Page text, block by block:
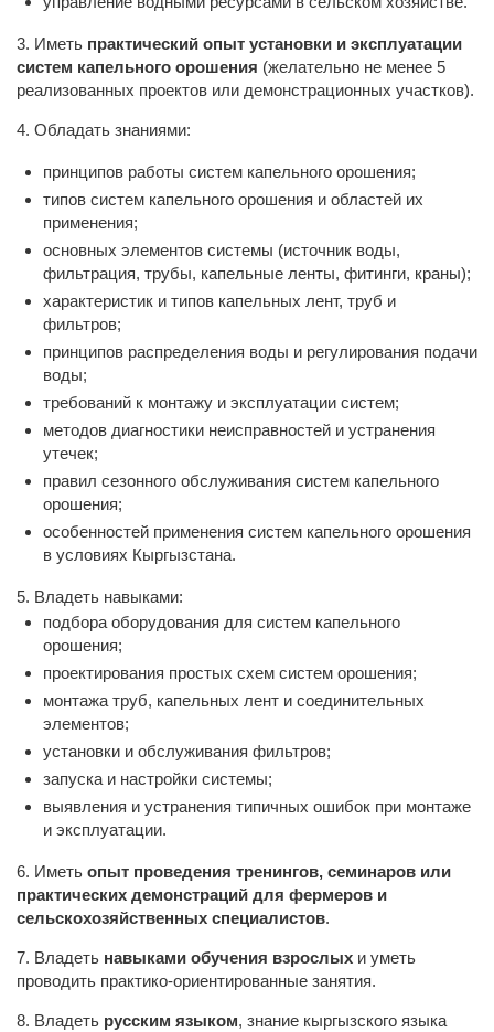
3. Иметь практический опыт установки и эксплуатации
систем капельного орошения (желательно не менее 5
реализованных проектов или демонстрационных участков).
4. Обладать знаниями:
принципов работы систем капельного орошения;
типов систем капельного орошения и областей их
применения;
основных элементов системы (источник воды,
фильтрация, трубы, капельные ленты, фитинги, краны);
характеристик и типов капельных лент, труб и
фильтров;
принципов распределения воды и регулирования подачи
воды;
требований к монтажу и эксплуатации систем;
методов диагностики неисправностей и устранения
утечек;
правил сезонного обслуживания систем капельного
орошения;
особенностей применения систем капельного орошения
в условиях Кыргызстана.
5. Владеть навыками:
подбора оборудования для систем капельного
орошения;
проектирования простых схем систем орошения;
монтажа труб, капельных лент и соединительных
элементов;
установки и обслуживания фильтров;
запуска и настройки системы;
выявления и устранения типичных ошибок при монтаже
и эксплуатации.
6. Иметь опыт проведения тренингов, семинаров или
практических демонстраций для фермеров и
сельскохозяйственных специалистов.
7. Владеть навыками обучения взрослых и уметь
проводить практико-ориентированные занятия.
8. Владеть русским языком, знание кыргызского языка